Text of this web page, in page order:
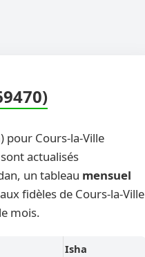
) pour Cours-la-Ville
actualisés
un tableau mensuel
fidèles de Cours-la-Ville
mois.
Isha